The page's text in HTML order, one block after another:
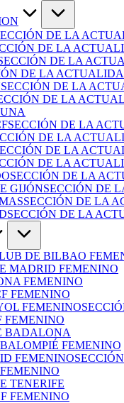
DE LA
DE LA
DE LA
DE LA
SECCIÓN DE LA
DE LA
SECCIÓN DE LA
DE LA
DE LA
DE LA
SECCIÓN DE LA
GIJÓNSECCIÓN DE
SECCIÓN DE LA
SECCIÓN DE LA
DE BILBAO
MADRID FEMENINO
FEMENINO
FEMENINO
FEMENINO
FEMENINO
BADALONA
FEMENINO
FEMENINO
TENERIFE
FEMENINO